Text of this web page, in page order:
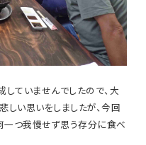
していませんでしたので、大
しい思いをしましたが、今回
つ我慢せず思う存分に食べ